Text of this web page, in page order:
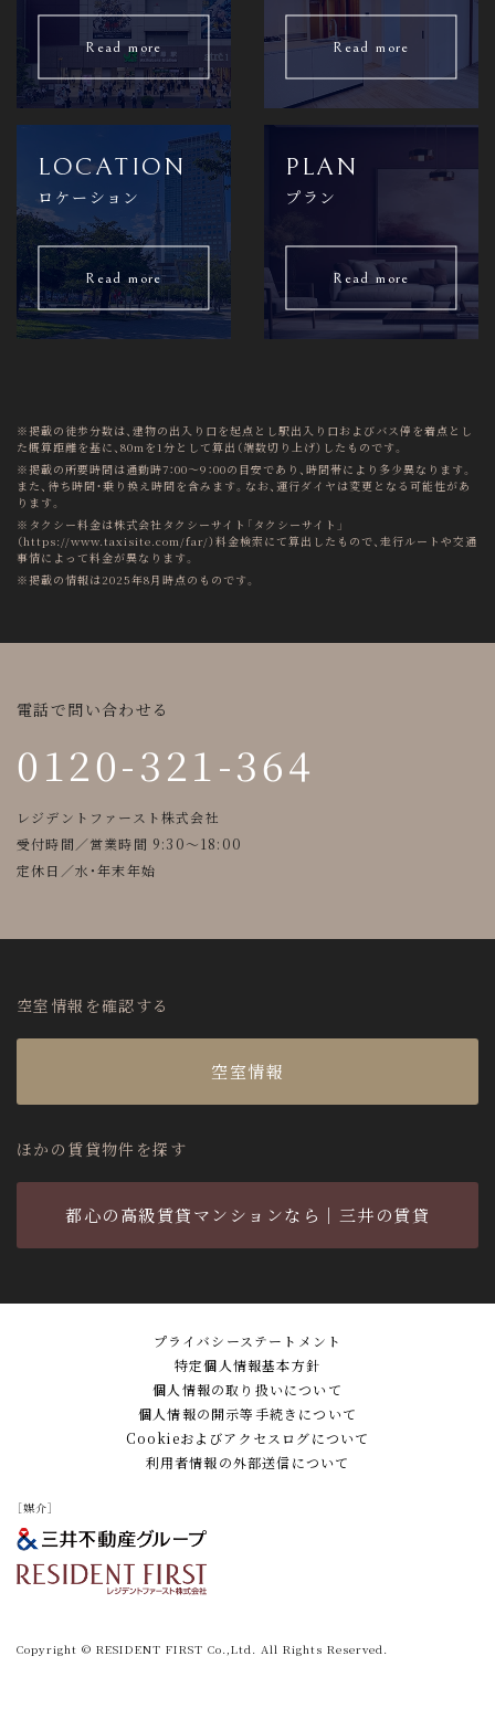
Read more Read more
LOCATION
ロケーション
Read more
PLAN
プラン
Read more
※掲載の徒歩分数は、建物の出入り口を起点とし駅出入り口およびバス停を着点とし
た概算距離を基に、80mを1分として算出（端数切り上げ）したものです。
※掲載の所要時間は通勤時7：00～9：00の目安であり、時間帯により多少異なります。
また、待ち時間・乗り換え時間を含みます。なお、運行ダイヤは変更となる可能性があ
ります。
※タクシー料金は株式会社タクシーサイト「タクシーサイト」
（https://www.taxisite.com/far/）料金検索にて算出したもので、走行ルートや交通
事情によって料金が異なります。
※掲載の情報は2025年8月時点のものです。
電話で問い合わせる
0120-321-364
レジデントファースト株式会社
受付時間／営業時間 9:30～18:00
定休日／水・年末年始
空室情報を確認する
空室情報
ほかの賃貸物件を探す
都心の高級賃貸マンションなら｜三井の賃貸
プライバシーステートメント
特定個人情報基本方針
個人情報の取り扱いについて
個人情報の開示等手続きについて
Cookieおよびアクセスログについて
利用者情報の外部送信について
［媒介］
Copyright © RESIDENT FIRST Co.,Ltd. All Rights Reserved.